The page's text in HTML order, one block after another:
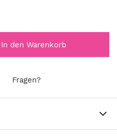
In den Warenkorb
Fragen?